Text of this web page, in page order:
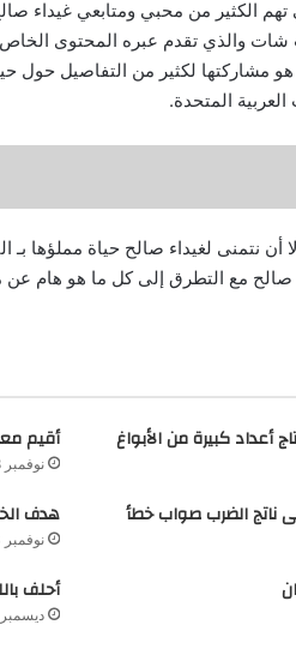
تهم الكثير من محبي ومتابعي غيداء
والذي تقدم عبره المحتوى الخاص
مشاركتها لكثير من التفاصيل حول
المتحدة.
أن نتمنى لغيداء صالح حياة مملؤها
مع التطرق إلى كل ما هو هام عن
أعداد كبيرة من الأبواغ أقيم
نوفمبر 28, 2025
ناتج الضرب صواب خطأ هدف
نوفمبر 23, 2025
أحلف
ديسمبر 16, 2025